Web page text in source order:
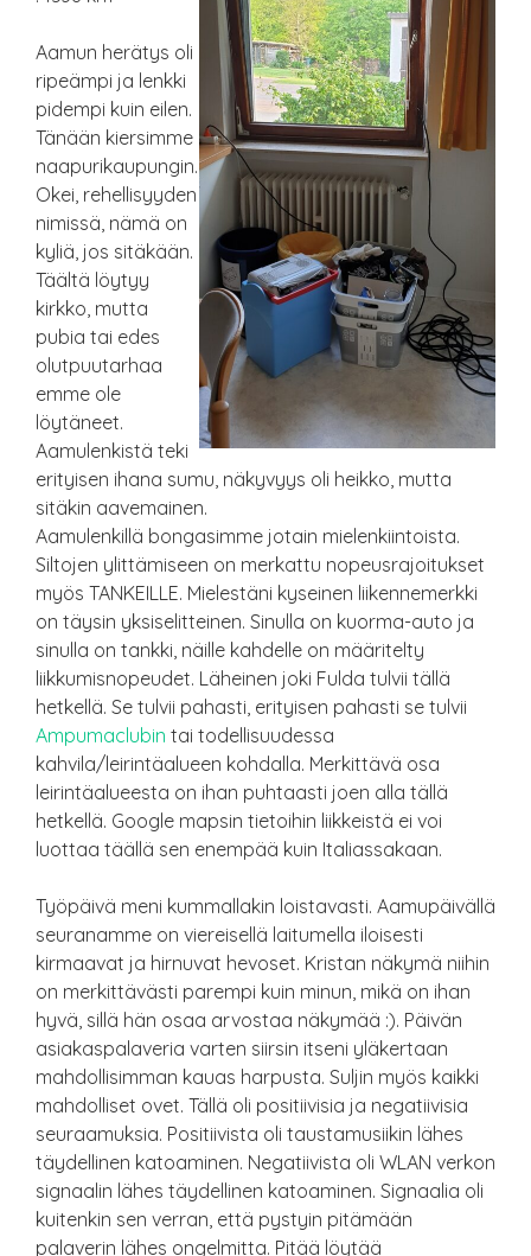
Aamun herätys oli
ripeämpi ja lenkki
pidempi kuin eilen.
Tänään kiersimme
naapurikaupungin.
Okei, rehellisyyden
nimissä, nämä on
kyliä, jos sitäkään.
Täältä löytyy
kirkko, mutta
pubia tai edes
olutpuutarhaa
emme ole
löytäneet.
Aamulenkistä teki
erityisen ihana sumu, näkyvyys oli heikko, mutta
sitäkin aavemainen.
Aamulenkillä bongasimme jotain mielenkiintoista.
Siltojen ylittämiseen on merkattu nopeusrajoitukset
myös TANKEILLE. Mielestäni kyseinen liikennemerkki
on täysin yksiselitteinen. Sinulla on kuorma-auto ja
sinulla on tankki, näille kahdelle on määritelty
liikkumisnopeudet. Läheinen joki Fulda tulvii tällä
hetkellä. Se tulvii pahasti, erityisen pahasti se tulvii
Ampumaclubin tai todellisuudessa
kahvila/leirintäalueen kohdalla. Merkittävä osa
leirintäalueesta on ihan puhtaasti joen alla tällä
hetkellä. Google mapsin tietoihin liikkeistä ei voi
luottaa täällä sen enempää kuin Italiassakaan.
Työpäivä meni kummallakin loistavasti. Aamupäivällä
seuranamme on viereisellä laitumella iloisesti
kirmaavat ja hirnuvat hevoset. Kristan näkymä niihin
on merkittävästi parempi kuin minun, mikä on ihan
hyvä, sillä hän osaa arvostaa näkymää :). Päivän
asiakaspalaveria varten siirsin itseni yläkertaan
mahdollisimman kauas harpusta. Suljin myös kaikki
mahdolliset ovet. Tällä oli positiivisia ja negatiivisia
seuraamuksia. Positiivista oli taustamusiikin lähes
täydellinen katoaminen. Negatiivista oli WLAN verkon
signaalin lähes täydellinen katoaminen. Signaalia oli
kuitenkin sen verran, että pystyin pitämään
palaverin lähes ongelmitta. Pitää löytää